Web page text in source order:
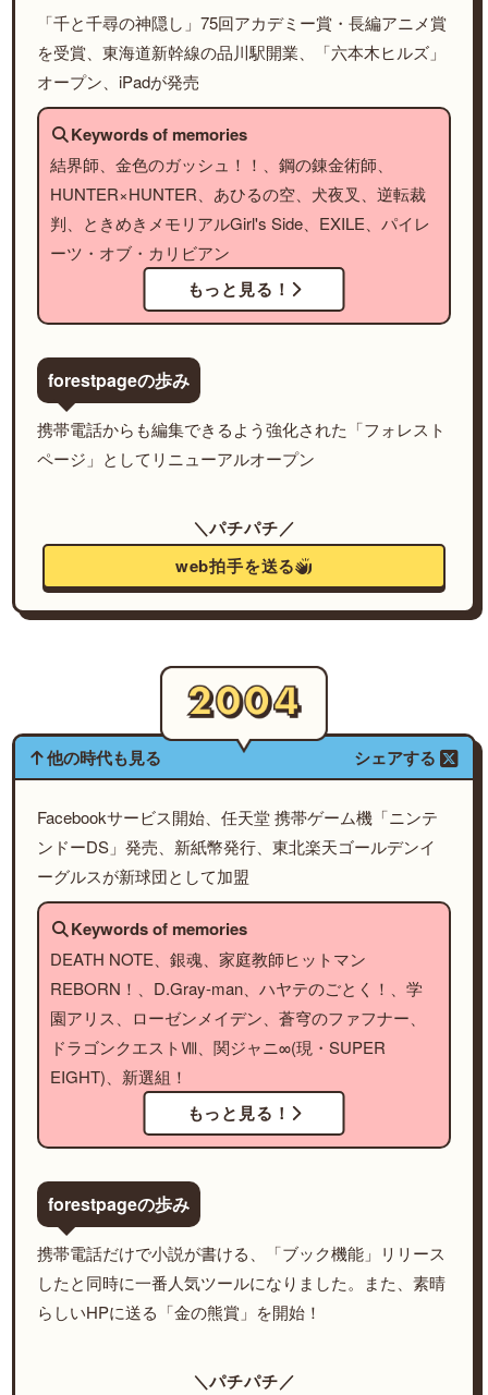
「千と千尋の神隠し」75回アカデミー賞・長編アニメ賞
を受賞、東海道新幹線の品川駅開業、「六本木ヒルズ」
オープン、iPadが発売
Keywords of memories
結界師、金色のガッシュ！！、鋼の錬金術師、
HUNTER×HUNTER、あひるの空、犬夜叉、逆転裁
判、ときめきメモリアルGirl's Side、EXILE、パイレ
ーツ・オブ・カリビアン
もっと見る！
forestpageの歩み
携帯電話からも編集できるよう強化された「フォレスト
ページ」としてリニューアルオープン
＼パチパチ／
web拍手を送る
他の時代も見る シェアする
Facebookサービス開始、任天堂 携帯ゲーム機「ニンテ
ンドーDS」発売、新紙幣発行、東北楽天ゴールデンイ
ーグルスが新球団として加盟
Keywords of memories
DEATH NOTE、銀魂、家庭教師ヒットマン
REBORN！、D.Gray-man、ハヤテのごとく！、学
園アリス、ローゼンメイデン、蒼穹のファフナー、
ドラゴンクエストⅧ、関ジャニ∞(現・SUPER
EIGHT)、新選組！
もっと見る！
forestpageの歩み
携帯電話だけで小説が書ける、「ブック機能」リリース
したと同時に一番人気ツールになりました。また、素晴
らしいHPに送る「金の熊賞」を開始！
＼パチパチ／